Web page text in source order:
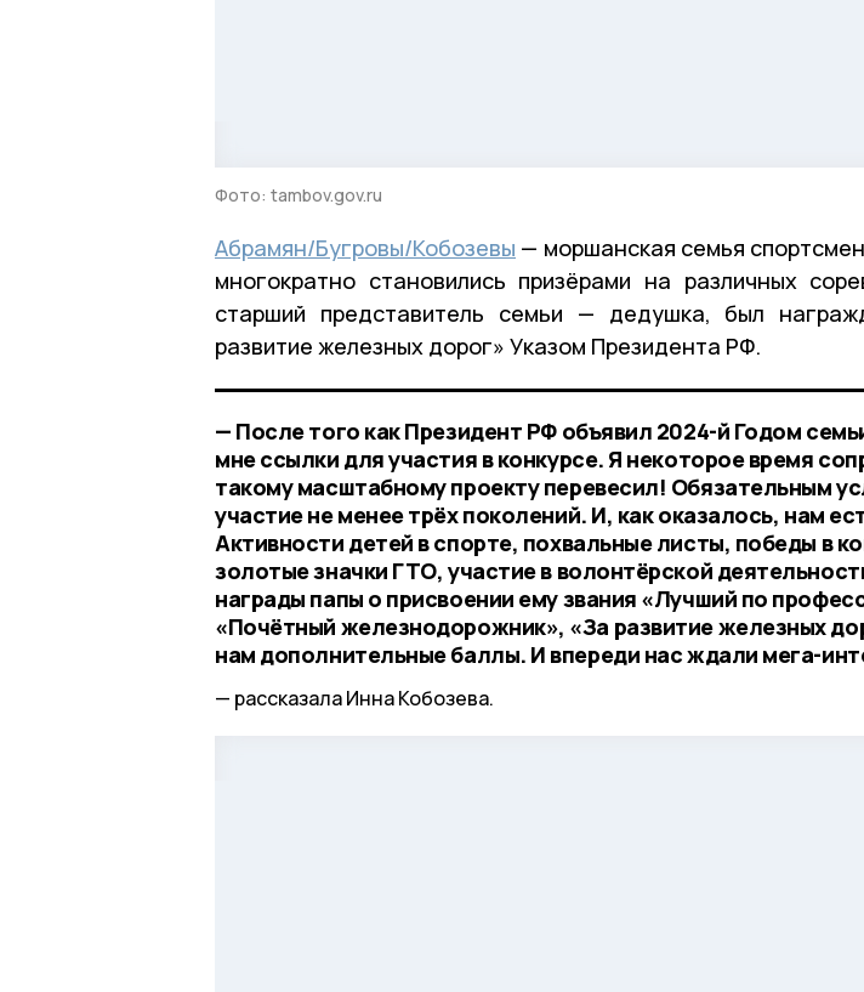
Фото: tambov.gov.ru
Абрамян/Бугровы/Кобозевы — моршанская семья
многократно становились призёрами на различных
старший представитель семьи — дедушка, был
развитие железных дорог» Указом Президента РФ.
— После того как Президент РФ объявил 2024-й Годом
мне ссылки для участия в конкурсе. Я некоторое время
такому масштабному проекту перевесил! Обязательным
участие не менее трёх поколений. И, как оказалось, нам
Активности детей в спорте, похвальные листы, победы в
золотые значки ГТО, участие в волонтёрской
награды папы о присвоении ему звания «Лучший по
«Почётный железнодорожник», «За развитие железных
нам дополнительные баллы. И впереди нас ждали мега-
рассказала Инна Кобозева.